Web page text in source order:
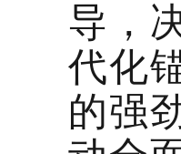
导，
代化
的强